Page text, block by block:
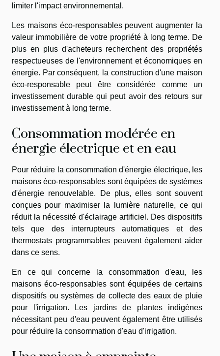
limiter l'impact environnemental.
Les maisons éco-responsables peuvent augmenter la
valeur immobilière de votre propriété à long terme. De
plus en plus d'acheteurs recherchent des propriétés
respectueuses de l'environnement et économiques en
énergie. Par conséquent, la construction d'une maison
éco-responsable peut être considérée comme un
investissement durable qui peut avoir des retours sur
investissement à long terme.
Consommation modérée en
énergie électrique et en eau
Pour réduire la consommation d'énergie électrique, les
maisons éco-responsables sont équipées de systèmes
d'énergie renouvelable. De plus, elles sont souvent
conçues pour maximiser la lumière naturelle, ce qui
réduit la nécessité d'éclairage artificiel. Des dispositifs
tels que des interrupteurs automatiques et des
thermostats programmables peuvent également aider
dans ce sens.
En ce qui concerne la consommation d'eau, les
maisons éco-responsables sont équipées de certains
dispositifs ou systèmes de collecte des eaux de pluie
pour l'irrigation. Les jardins de plantes indigènes
nécessitant peu d'eau peuvent également être utilisés
pour réduire la consommation d'eau d'irrigation.